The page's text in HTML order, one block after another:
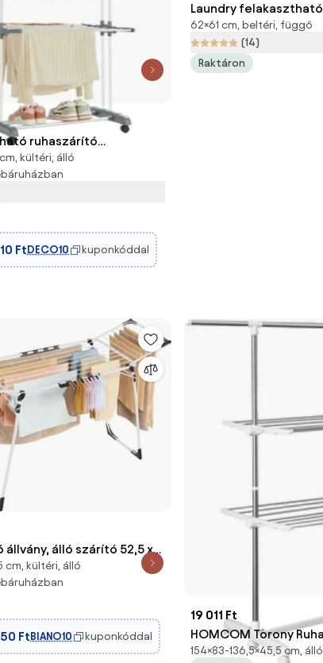
ruhaszárító
szintes, fehér
cm, kültéri, álló
FtDECO10 kuponkóddal
Laundry
x 61 cm - Metaltex
62×61 cm, beltéri, függő
(14)
Raktáron
állvány, álló szárító 52,5 x
fehér
cm, kültéri, álló
FtBIANO10 kuponkóddal
19 011 Ft
HOMCOM Torony
Kihúzható, 3 Szinttel,
154×83-136,5×45,5 cm,